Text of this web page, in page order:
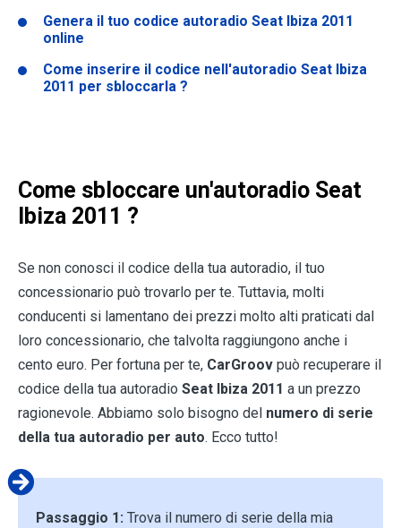
Genera il tuo codice autoradio Seat Ibiza 2011
online
Come inserire il codice nell'autoradio Seat Ibiza
2011 per sbloccarla ?
Come sbloccare un'autoradio Seat
Ibiza 2011 ?
Se non conosci il codice della tua autoradio, il tuo
concessionario può trovarlo per te. Tuttavia, molti
conducenti si lamentano dei prezzi molto alti praticati dal
loro concessionario, che talvolta raggiungono anche i
cento euro. Per fortuna per te, CarGroov può recuperare il
codice della tua autoradio Seat Ibiza 2011 a un prezzo
ragionevole. Abbiamo solo bisogno del numero di serie
della tua autoradio per auto. Ecco tutto!
Passaggio 1: Trova il numero di serie della mia